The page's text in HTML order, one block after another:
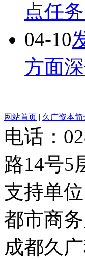
点任
04-10
方面
网站首页 | 久广资本简
电话：
路14号5
支持单
都市商
成都久